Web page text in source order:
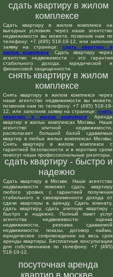
сдать квартиру в жилом
комплексе
Сдать квартиру в жилом комплексе на
выгодных условиях через наше агентство
недвижимости вы можете, позвонив нам по
телефону: +7 (495) 518-19-12, или заполнив
заявку на странице:сдать квартиру в
жилом комплексе . Сдать квартиру через
агентство недвижимости - это гарантия
стабильного дохода, юридической и
финансовой защищенности.
снять квартиру в жилом
комплексе
Снять квартиру в жилом комплексе через
наше агентство недвижимости вы можете,
позвонив нам по телефону: +7 (495) 518-19-
12, или заполнив заявку на странице: снять
квартиру в жилом комплексе . Аренда
квартир в жилых комплексах Москвы. Наше
агентство элитной недвижимости,
располагает большой базой сдаваемых
квартир в любых жилых комплексах Москвы.
Снять квартиру в жилом комплексе с
гарантией безопасности и в короткие сроки
помогут наши профессиональные риэлторы.
сдать квартиру - быстро и
надежно
Сдать квартиру в Москве. Наше агентство
недвижимости поможет сдать квартиру
любого уровня, с гарантией получения
стабильного и своевременного дохода от
сдачи квартиры в аренду. Сдать комнату,
сдать квартиру, сдать элитную квартиру -
быстро и надежно. Полный пакет услуг
агентства недвижимости: оценка
недвижимости, реклама сдаваемой
недвижимости, показы, договор найма,
юридическое сопровождение на весь срок
аренды квартиры. Бесплатные консультации
для собственников по телефону: +7 (495)
518-19-12.
посуточная аренда
квартир в москве